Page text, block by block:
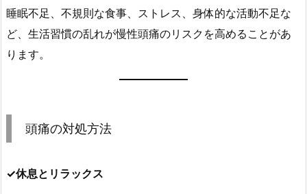
睡眠不足、不規則な食事、ストレス、身体的な活動不足な
ど、生活習慣の乱れが慢性頭痛のリスクを高めることがあ
ります。
頭痛の対処方法
✓休息とリラックス